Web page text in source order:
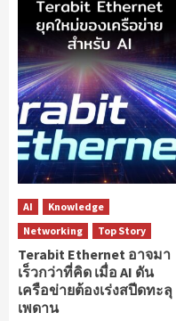
AI
Knowledge
Networking
Top Story
Terabit Ethernet อาจมา
เร็วกว่าที่คิด เมื่อ AI ดัน
เครือข่ายต้องเร่งสปีดทะลุ
เพดาน